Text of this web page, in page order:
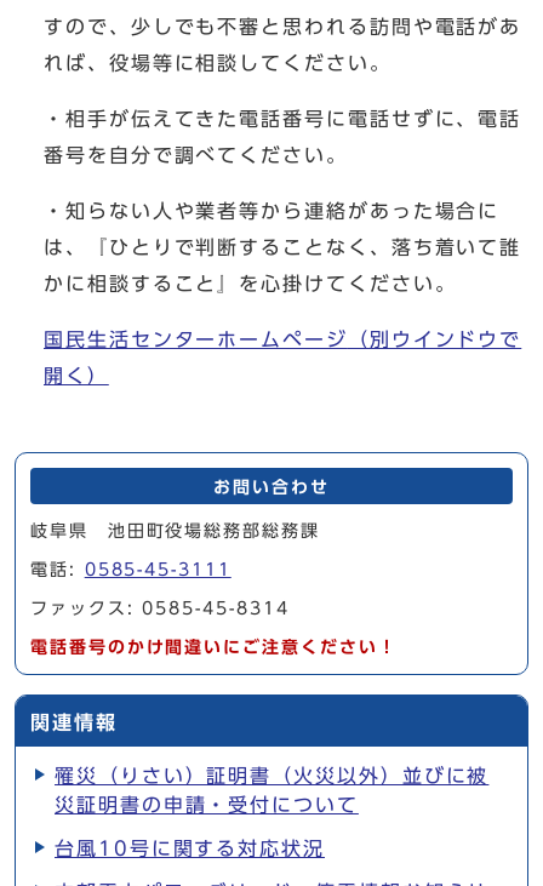
すので、少しでも不審と思われる訪問や電話があ
れば、役場等に相談してください。
・相手が伝えてきた電話番号に電話せずに、電話
番号を自分で調べてください。
・知らない人や業者等から連絡があった場合に
は、『ひとりで判断することなく、落ち着いて誰
かに相談すること』を心掛けてください。
国民生活センターホームページ
（別ウインドウで
開く）
お問い合わせ
岐阜県 池田町役場総務部総務課
電話: 0585-45-3111
ファックス: 0585-45-8314
電話番号のかけ間違いにご注意ください！
関連情報
罹災（りさい）証明書（火災以外）並びに被
災証明書の申請・受付について
台風10号に関する対応状況